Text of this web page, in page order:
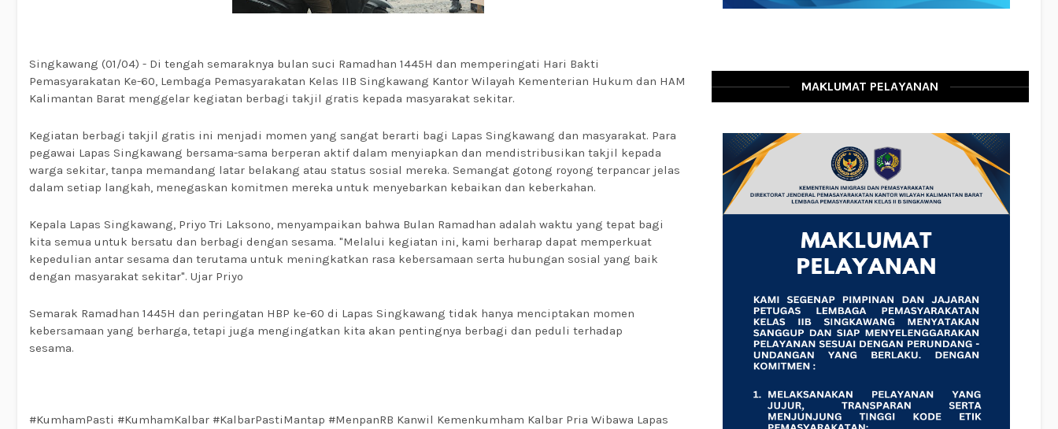
Singkawang (01/04) - Di tengah semaraknya bulan suci Ramadhan 1445H dan memperingati Hari Bakti
Pemasyarakatan Ke-60, Lembaga Pemasyarakatan Kelas IIB Singkawang Kantor Wilayah Kementerian Hukum dan HAM
Kalimantan Barat menggelar kegiatan berbagi takjil gratis kepada masyarakat sekitar.
Kegiatan berbagi takjil gratis ini menjadi momen yang sangat berarti bagi Lapas Singkawang dan masyarakat. Para
pegawai Lapas Singkawang bersama-sama berperan aktif dalam menyiapkan dan mendistribusikan takjil kepada
warga sekitar, tanpa memandang latar belakang atau status sosial mereka. Semangat gotong royong terpancar jelas
dalam setiap langkah, menegaskan komitmen mereka untuk menyebarkan kebaikan dan keberkahan.
Kepala Lapas Singkawang, Priyo Tri Laksono, menyampaikan bahwa Bulan Ramadhan adalah waktu yang tepat bagi
kita semua untuk bersatu dan berbagi dengan sesama. "Melalui kegiatan ini, kami berharap dapat memperkuat
kepedulian antar sesama dan terutama untuk meningkatkan rasa kebersamaan serta hubungan sosial yang baik
dengan masyarakat sekitar". Ujar Priyo
Semarak Ramadhan 1445H dan peringatan HBP ke-60 di Lapas Singkawang tidak hanya menciptakan momen
kebersamaan yang berharga, tetapi juga mengingatkan kita akan pentingnya berbagi dan peduli terhadap
sesama.
#KumhamPasti #KumhamKalbar #KalbarPastiMantap #MenpanRB Kanwil Kemenkumham Kalbar Pria Wibawa Lapas
MAKLUMAT PELAYANAN